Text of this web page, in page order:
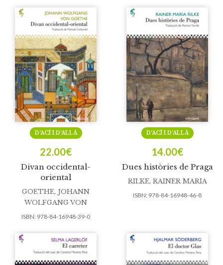
Divan occidental-
oriental
D’ACÍ I D’ALLÀ
22.00€
GOETHE, JOHANN
WOLFGANG VON
ISBN: 978-84-16948-39-0
Dues històries de Praga
D’ACÍ I D’ALLÀ
14.00€
RILKE, RAINER MARIA
ISBN: 978-84-16948-46-8